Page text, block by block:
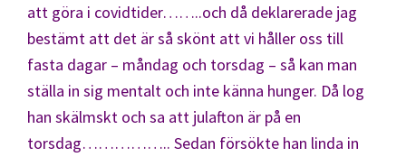
att göra i covidtider……..och då deklarerade jag
bestämt att det är så skönt att vi håller oss till
fasta dagar – måndag och torsdag – så kan man
ställa in sig mentalt och inte känna hunger. Då log
han skälmskt och sa att julafton är på en
torsdag…………….. Sedan försökte han linda in